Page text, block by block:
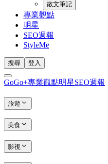
散文筆記
專業觀點
明星
SEO週報
StyleMe
搜尋 登入
GoGo+專業觀點明星SEO週報
旅遊
美食
影視